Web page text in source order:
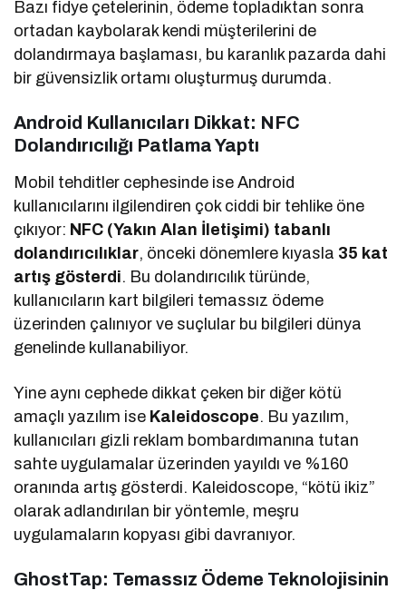
Bazı fidye çetelerinin, ödeme topladıktan sonra
ortadan kaybolarak kendi müşterilerini de
dolandırmaya başlaması, bu karanlık pazarda dahi
bir güvensizlik ortamı oluşturmuş durumda.
Android Kullanıcıları Dikkat: NFC
Dolandırıcılığı Patlama Yaptı
Mobil tehditler cephesinde ise Android
kullanıcılarını ilgilendiren çok ciddi bir tehlike öne
çıkıyor: NFC (Yakın Alan İletişimi) tabanlı
dolandırıcılıklar, önceki dönemlere kıyasla 35 kat
artış gösterdi. Bu dolandırıcılık türünde,
kullanıcıların kart bilgileri temassız ödeme
üzerinden çalınıyor ve suçlular bu bilgileri dünya
genelinde kullanabiliyor.
Yine aynı cephede dikkat çeken bir diğer kötü
amaçlı yazılım ise Kaleidoscope. Bu yazılım,
kullanıcıları gizli reklam bombardımanına tutan
sahte uygulamalar üzerinden yayıldı ve %160
oranında artış gösterdi. Kaleidoscope, “kötü ikiz”
olarak adlandırılan bir yöntemle, meşru
uygulamaların kopyası gibi davranıyor.
GhostTap: Temassız Ödeme Teknolojisinin